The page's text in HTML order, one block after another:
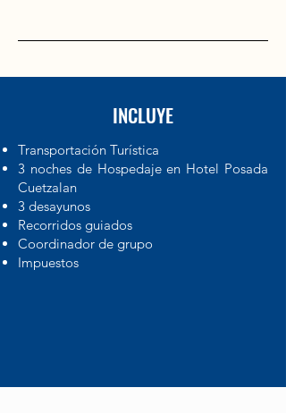
INCLUYE
Transportación Turística
3 noches de Hospedaje en Hotel Posada
Cuetzalan
3 desayunos
Recorridos guiados
Coordinador de grupo
Impuestos